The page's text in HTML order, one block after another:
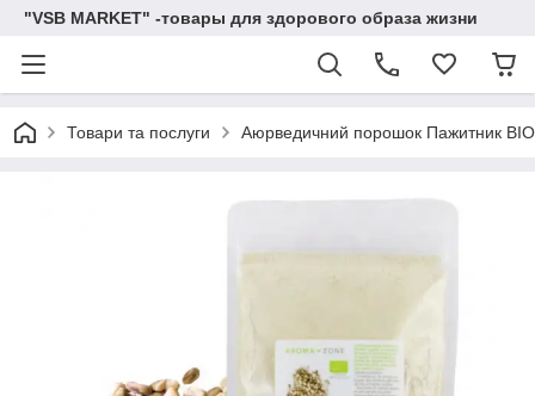
"VSB MARKET" -товары для здорового образа жизни
Товари та послуги Аюрведичний порошок Пажитник BIO